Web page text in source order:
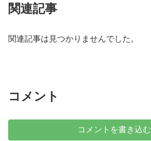
関連記事
関連記事は見つかりませんでした。
コメント
コメントを書き込む